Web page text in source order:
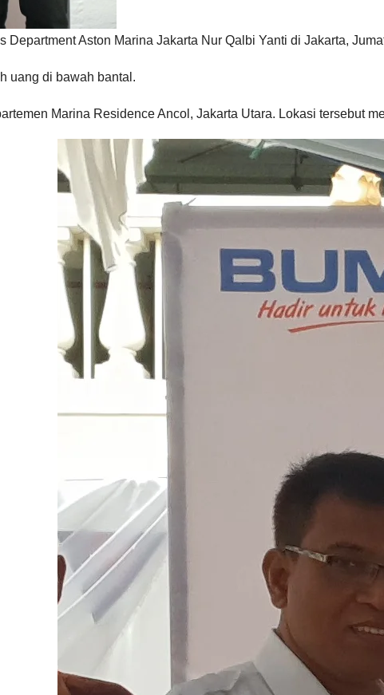
Aston Marina Jakarta Nur Qalbi Yanti di Jakarta,
uang di bawah bantal.
Marina Residence Ancol, Jakarta Utara. Lokasi